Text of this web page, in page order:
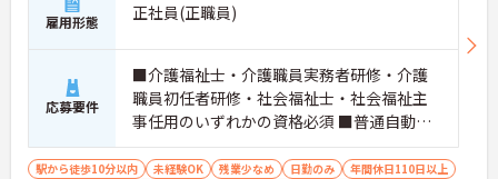
雇用形態 正社員(正職員)
応募要件
■介護福祉士・介護職員実務者研修・介護
職員初任者研修・社会福祉士・社会福祉主
事任用のいずれかの資格必須 ■普通自動車
免許（AT限定可）必須 ■未経験OK
駅から徒歩10分以内 未経験OK 残業少なめ 日勤のみ
年間休日110日以上